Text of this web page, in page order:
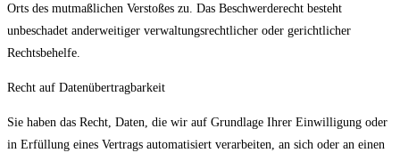
Orts des mutmaßlichen Verstoßes zu. Das Beschwerderecht besteht
unbeschadet anderweitiger verwaltungsrechtlicher oder gerichtlicher
Rechtsbehelfe.
Recht auf Datenübertragbarkeit
Sie haben das Recht, Daten, die wir auf Grundlage Ihrer Einwilligung oder
in Erfüllung eines Vertrags automatisiert verarbeiten, an sich oder an einen